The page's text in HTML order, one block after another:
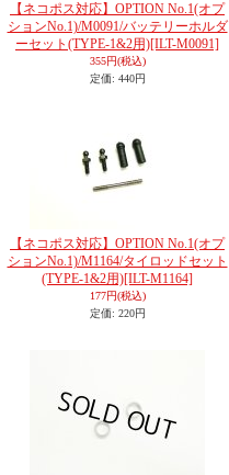
【ネコポス対応】OPTION No.1(オプ
ションNo.1)/M0091/バッテリーホルダ
ーセット(TYPE-1&2用)[ILT-M0091]
355円(税込)
定価: 440円
【ネコポス対応】OPTION No.1(オプ
ションNo.1)/M1164/タイロッドセット
(TYPE-1&2用)[ILT-M1164]
177円(税込)
定価: 220円